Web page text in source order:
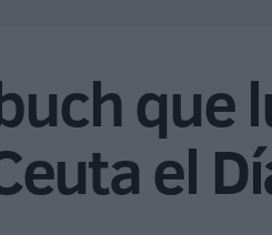
que
el